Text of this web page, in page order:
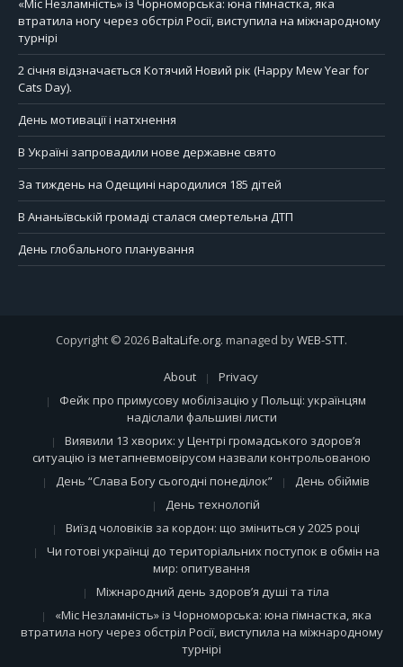
«Міс Незламність» із Чорноморська: юна гімнастка, яка
втратила ногу через обстріл Росії, виступила на міжнародному
турнірі
2 січня відзначається Котячий Новий рік (Happy Mew Year for
Cats Day).
День мотивації і натхнення
В Україні запровадили нове державне свято
За тиждень на Одещині народилися 185 дітей
В Ананьївській громаді сталася смертельна ДТП
День глобального планування
Copyright © 2026BaltaLife.org. managed byWEB-STT.
About
Privacy
Фейк про примусову мобілізацію у Польщі: українцям
надіслали фальшиві листи
Виявили 13 хворих: у Центрі громадського здоров’я
ситуацію із метапневмовірусом назвали контрольованою
День “Слава Богу сьогодні понеділок”
День обіймів
День технологій
Виїзд чоловіків за кордон: що зміниться у 2025 році
Чи готові українці до територіальних поступок в обмін на
мир: опитування
Міжнародний день здоров’я душі та тіла
«Міс Незламність» із Чорноморська: юна гімнастка, яка
втратила ногу через обстріл Росії, виступила на міжнародному
турнірі